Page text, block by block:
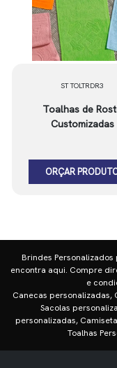
ST TOLTRDR3
Toalhas de
Customizadas
ORÇAR
Brindes
encontra aqui. Compre
e
Canecas personalizadas,
Sacolas
personalizadas,
Toalhas